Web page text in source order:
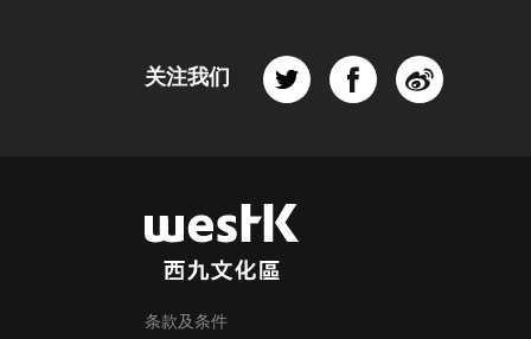
关注我们
条款及条件